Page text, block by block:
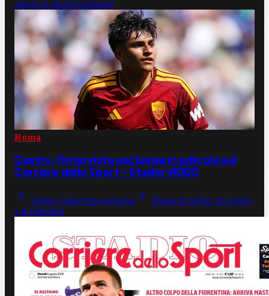
adesso le ali per Gasperini
Roma
Castro, l'intervista esclusiva in edicola sul
Corriere dello Sport - Stadio VIDEO
Castro, l'intervista esclusiva
Roma in Galles: da Castro
a Koulierakis